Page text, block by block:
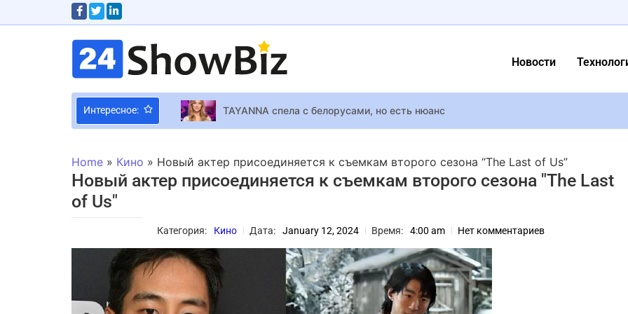
Новости
Интересное:
TAYANNA спела с белорусами, но есть нюанс
Canon выйдет на рынок оборудования для производства передовых чипов
Технологии и дизайн стоят дорого: инсайдер раскрыл цену широкоформатного
Космический симулятор In The Black стартовал в раннем доступе после 10 лет
Пчелы на мед: Анджелина Джоли в проекте National Geographic
Виталий Козловский сообщил о потере домашнего питомца – кошки по кличке Кася
Home » Кино » Новый актер присоединяется к съемкам второго сезона “The Last of Us”
Новый актер присоединяется к съемкам второго сезона "The Last
of Us"
Категория: Кино Дата: January 12, 2024 Время: 4:00 am Нет комментариев